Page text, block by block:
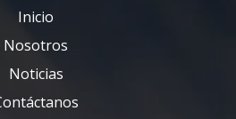
Inicio
Nosotros
Noticias